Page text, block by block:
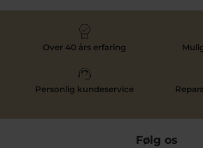
Over 40 års erfaring
Personlig kundeservice
Følg os